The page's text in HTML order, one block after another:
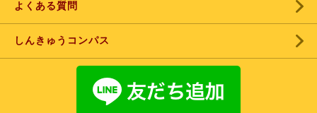
よくある質問
しんきゅうコンパス